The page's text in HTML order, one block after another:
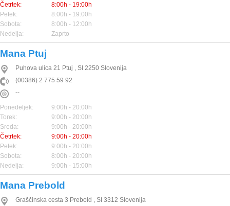
Četrtek:
8:00h - 19:00h
Petek:
8:00h - 19:00h
Sobota:
8:00h - 12:00h
Nedelja:
Zaprto
Mana Ptuj
Puhova ulica 21 Ptuj , SI 2250 Slovenija
(00386) 2 775 59 92
--
Ponedeljek:
9:00h - 20:00h
Torek:
9:00h - 20:00h
Sreda:
9:00h - 20:00h
Četrtek:
9:00h - 20:00h
Petek:
9:00h - 20:00h
Sobota:
8:00h - 20:00h
Nedelja:
9:00h - 15:00h
Mana Prebold
Graščinska cesta 3 Prebold , SI 3312 Slovenija